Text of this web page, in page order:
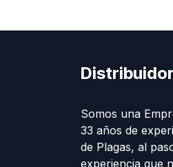
Somos una
33 años de
de Plagas, al
experiencia que